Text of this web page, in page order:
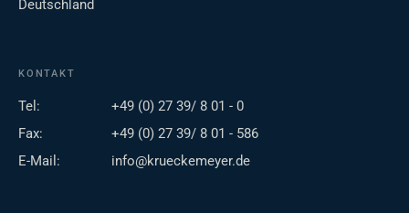
Deutschland
KONTAKT
Tel:
+49 (0) 27 39/ 8 01 - 0
Fax:
+49 (0) 27 39/ 8 01 - 586
E-Mail:
info@krueckemeyer.de